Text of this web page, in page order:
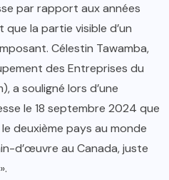
par rapport aux années
que la partie visible d’un
Célestin Tawamba,
des Entreprises du
a souligné lors d’une
le 18 septembre 2024 que
deuxième pays au monde
d’œuvre au Canada, juste